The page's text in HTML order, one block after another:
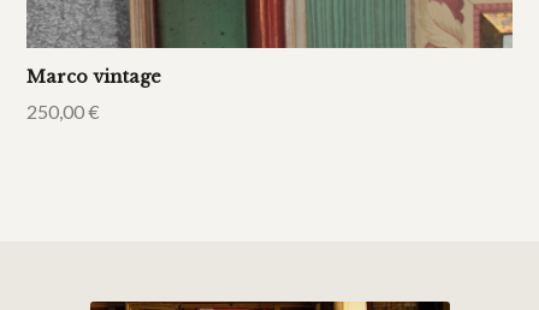
Marco vintage
250,00€